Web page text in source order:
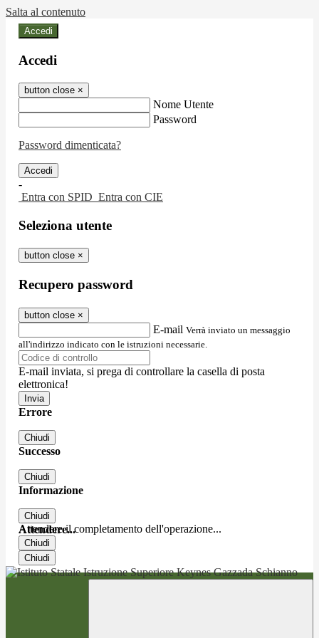
Salta al contenuto
Accedi
Accedi
button close ×
Nome Utente
Password
Password dimenticata?
-
Entra con SPID Entra con CIE
Seleziona utente
button close ×
Recupero password
button close ×
E-mail Verrà inviato un messaggio
all'indirizzo indicato con le istruzioni necessarie.
E-mail inviata, si prega di controllare la casella di posta
elettronica!
Errore
Chiudi
Successo
Chiudi
Informazione
Chiudi
Attendere...
Attendere il completamento dell'operazione...
Chiudi
Chiudi